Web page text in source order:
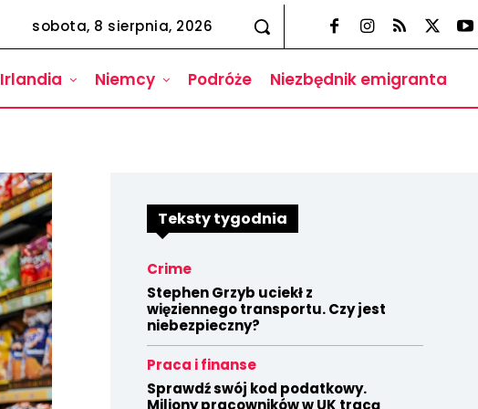
sobota, 8 sierpnia, 2026
Irlandia Niemcy Podróże Niezbędnik emigranta
Teksty tygodnia
Crime
Stephen Grzyb uciekł z
więziennego transportu. Czy jest
niebezpieczny?
Praca i finanse
Sprawdź swój kod podatkowy.
Miliony pracowników w UK tracą